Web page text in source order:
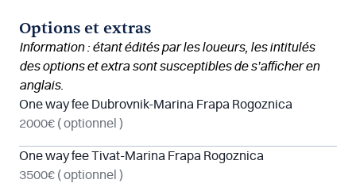
Options et extras
Information : étant édités par les loueurs, les intitulés
des options et extra sont susceptibles de s’afficher en
anglais.
One way fee Dubrovnik-Marina Frapa Rogoznica
2000€ ( optionnel )
One way fee Tivat-Marina Frapa Rogoznica
3500€ ( optionnel )